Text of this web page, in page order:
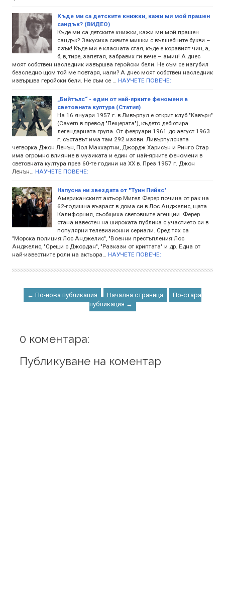
Къде ми са детските книжки, кажи ми мой прашен
сандък? (ВИДЕО)
Къде ми са детските книжки, кажи ми мой прашен
сандък? Закусиха сивите мишки с вълшебните букви –
язък! Къде ми е класната стая, къде е коравият чин, а,
б, в, тире, запетая, забравих ги вече – амин! А днес
моят собствен наследник извършва геройски бели. Не съм се изгубил
безследно щом той ме повтаря, нали? А днес моят собствен наследник
извършва геройски бели. Не съм се …
НАУЧЕТЕ ПОВЕЧЕ:
„Бийтълс“ - един от най-ярките феномени в
световната култура (Статия)
На 16 януари 1957 г. в Ливърпул е открит клуб "Кавърн"
(Cavern в превод "Пещерата"), където дебютира
легендарната група. От февруари 1961 до август 1963
г. съставът има там 292 изяви. Ливърпулската
четворка Джон Ленън, Пол Маккартни, Джордж Харисън и Ринго Стар
има огромно влияние в музиката и един от най-ярките феномени в
световната култура през 60-те години на ХХ в. През 1957 г. Джон
Ленън…
НАУЧЕТЕ ПОВЕЧЕ:
Напусна ни звездата от "Туин Пийкс"
Американският актьор Мигел Ферер почина от рак на
62-годишна възраст в дома си в Лос Анджелис, щата
Калифорния, съобщиха световните агенции. Ферер
стана известен на широката публика с участието си в
популярни телевизионни сериали. Сред тях са
"Морска полиция:Лос Анджелис", "Военни престъпления:Лос
Анджелис, "Срещи с Джордан", "Разкази от криптата" и др. Една от
най-известните роли на актьора…
НАУЧЕТЕ ПОВЕЧЕ:
← По-нова публикация Начална страница
По-стара
публикация →
0 коментара:
Публикуване на коментар